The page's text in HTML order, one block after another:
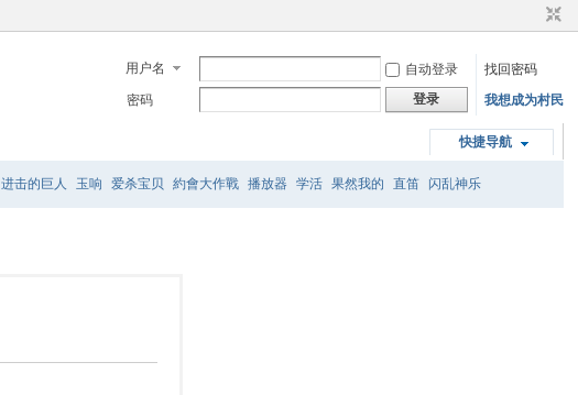
用户名 自动登录
找回密码
密码
登录 我想成为村民
快捷导航
进击的巨人 玉响 爱杀宝贝 約會大作戰 播放器 学活 果然我的 直笛 闪乱神乐